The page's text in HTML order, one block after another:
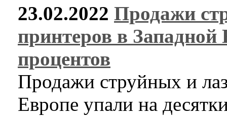
23.02.2022 Продажи
принтеров в Западной
процентов
Продажи струйных и
Европе упали на